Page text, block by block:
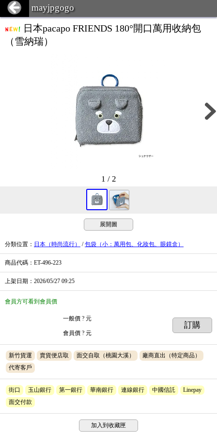
mayjpgogo
日本pacapo FRIENDS 180°開口萬用收納包
（雪納瑞）
1 / 2
展開圖
分類位置 ： 日本（時尚流行） /包袋（小：萬用包、化妝包、眼鏡盒）
商品代碼 ：ET-496-223
上架日期 ：2026/05/27 09:25
會員方可看到會員價
一般價 ? 元
會員價 ? 元
訂購
新竹貨運 賣貨便店取 面交自取（桃園大溪）
廠商直出（特定商品）
代寄客戶
街口 玉山銀行 第一銀行 華南銀行 連線銀行 中國信託
Linepay
面交付款
加入到收藏匣